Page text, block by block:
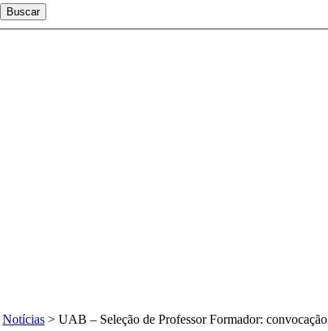
Buscar
Notícias > UAB – Seleção de Professor Formador: convocação